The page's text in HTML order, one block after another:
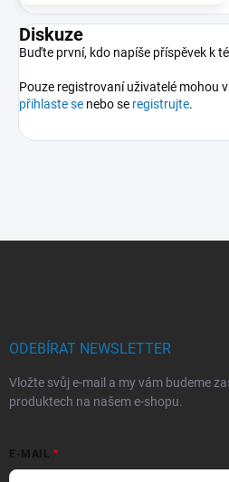
Diskuze
Buďte první, kdo napíše příspěvek k
Pouze registrovaní uživatelé mohou
přihlaste se nebo se registrujte.
ODEBÍRAT NEWSLETTER
Vložte svůj e-mail a my vám budeme
produktech na našem e-shopu.
E-MAIL